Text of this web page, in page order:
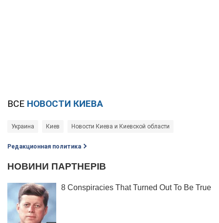
ВСЕ НОВОСТИ КИЕВА
Украина Киев Новости Киева и Киевской области
Редакционная политика